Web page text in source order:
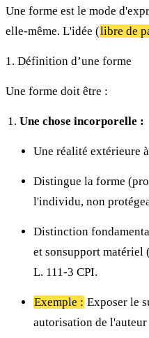
Une forme est le mode
elle-même. L'idée (libre de
1. Définition d’une forme
Une forme doit être :
Une chose incorporelle :
Une réalité extérieure
Distingue la forme
l'individu, non
Distinction
et sonsupport
L. 111-3 CPI.
Exemple : Exposer le
autorisation de